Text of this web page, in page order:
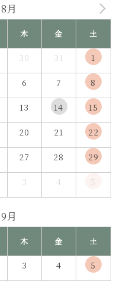
月
木 金 土
30 31 1
6 7 8
13 14 15
20 21 22
27 28 29
3 4 5
月
木 金 土
3 4 5